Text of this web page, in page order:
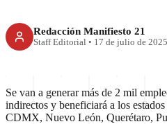
Redacción Manifiesto 21
Staff Editorial • 17 de julio de 2025
Se van a generar más de 2 mil
indirectos y beneficiará a los
CDMX, Nuevo León, Querétaro,